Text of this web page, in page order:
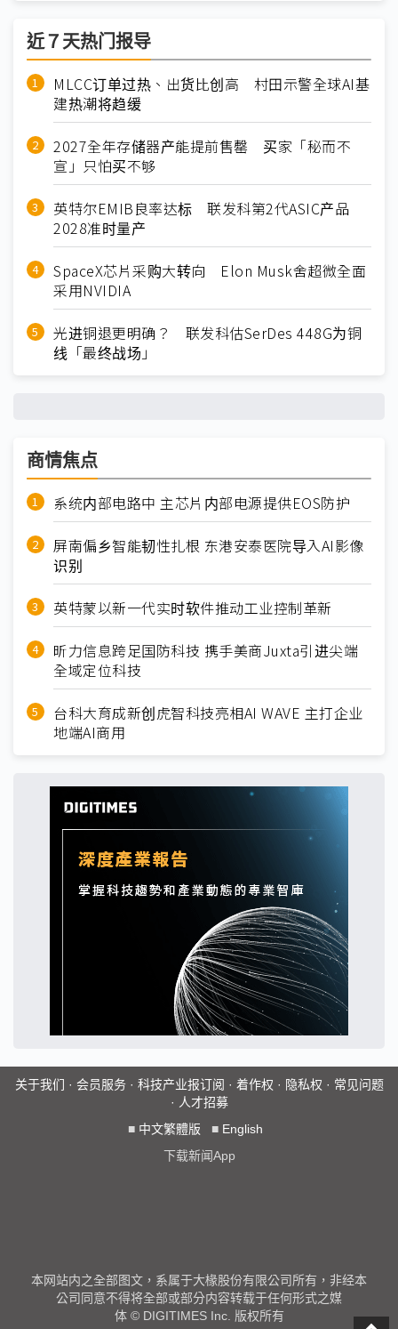
近７天热门报导
MLCC订单过热、出货比创高 村田示警全球AI基
建热潮将趋缓
2027全年存储器产能提前售罄 买家「秘而不
宣」只怕买不够
英特尔EMIB良率达标 联发科第2代ASIC产品
2028准时量产
SpaceX芯片采购大转向 Elon Musk舍超微全面
采用NVIDIA
光进铜退更明确？ 联发科估SerDes 448G为铜
线「最终战场」
商情焦点
系统内部电路中 主芯片内部电源提供EOS防护
屏南偏乡智能韧性扎根 东港安泰医院导入AI影像
识别
英特蒙以新一代实时软件推动工业控制革新
昕力信息跨足国防科技 携手美商Juxta引进尖端
全域定位科技
台科大育成新创虎智科技亮相AI WAVE 主打企业
地端AI商用
关于我们 · 会员服务· 科技产业报订阅 · 着作权 · 隐私权 · 常见问题
· 人才招募
■ 中文繁體版 ■ English
下载新闻App
本网站内之全部图文，系属于大椽股份有限公司所有，非经本
公司同意不得将全部或部分内容转载于任何形式之媒
体 © DIGITIMES Inc. 版权所有